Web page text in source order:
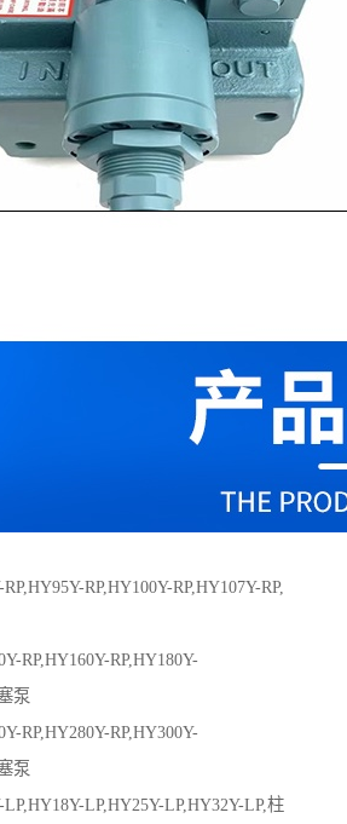
RP,HY100Y-RP,HY107Y-RP,
RP,HY160Y-RP,HY180Y-
泵
RP,HY280Y-RP,HY300Y-
泵
LP,HY25Y-LP,HY32Y-LP,柱